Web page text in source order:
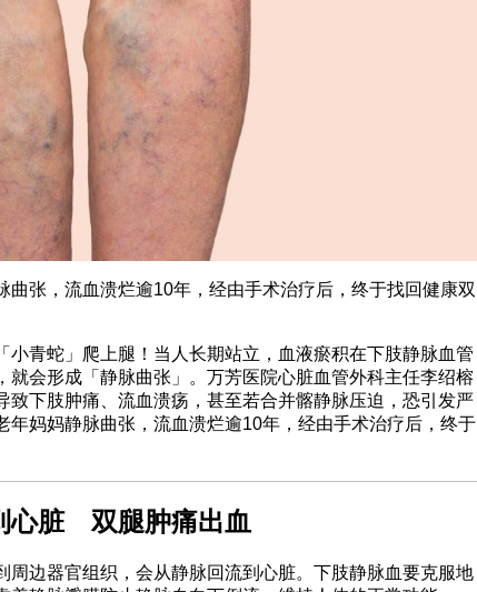
曲张，流血溃烂逾10年，经由手术治疗后，终于找回健康双
小青蛇」爬上腿！当人长期站立，血液瘀积在下肢静脉血管
就会形成「静脉曲张」。万芳医院心脏血管外科主任李绍榕
致下肢肿痛、流血溃疡，甚至若合并髂静脉压迫，恐引发严
年妈妈静脉曲张，流血溃烂逾10年，经由手术治疗后，终于
心脏 双腿肿痛出血
周边器官组织，会从静脉回流到心脏。下肢静脉血要克服地